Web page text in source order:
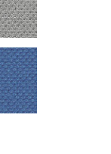
1043 grau
1059 royalblau